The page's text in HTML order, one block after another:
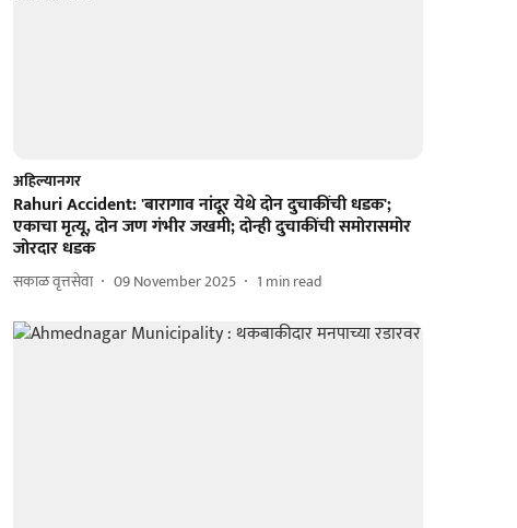
अहिल्यानगर
Rahuri Accident: 'बारागाव नांदूर येथे दोन दुचाकींची धडक';
एकाचा मृत्यू, दोन जण गंभीर जखमी; दोन्ही दुचाकींची समोरासमोर
जोरदार धडक
सकाळ वृत्तसेवा 09 November 2025 1 min read